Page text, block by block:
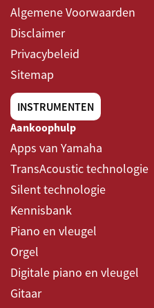
Algemene Voorwaarden
Disclaimer
Privacybeleid
Sitemap
INSTRUMENTEN
Aankoophulp
Apps van Yamaha
TransAcoustic technologie
Silent technologie
Kennisbank
Piano en vleugel
Orgel
Digitale piano en vleugel
Gitaar